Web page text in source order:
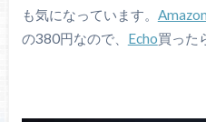
も気になっています。
の380円なので、 Echo買った